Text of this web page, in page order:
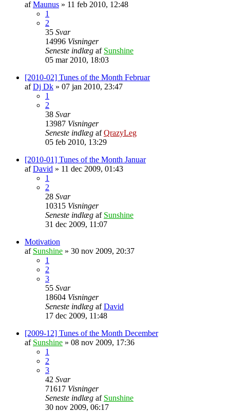
afMaunus » 11 feb 2010, 12:48
1
2
35 Svar
14996 Visninger
Seneste indlæg af Sunshine
05 mar 2010, 18:03
[2010-02] Tunes of the Month Februar
afDj Dk » 07 jan 2010, 23:47
1
2
38 Svar
13987 Visninger
Seneste indlæg afQrazyLeg
05 feb 2010, 13:29
[2010-01] Tunes of the Month Januar
afDavid » 11 dec 2009, 01:43
1
2
28 Svar
10315 Visninger
Seneste indlæg af Sunshine
31 dec 2009, 11:07
Motivation
af Sunshine » 30 nov 2009, 20:37
1
2
3
55 Svar
18604 Visninger
Seneste indlæg afDavid
17 dec 2009, 11:48
[2009-12] Tunes of the Month December
af Sunshine » 08 nov 2009, 17:36
1
2
3
42 Svar
71617 Visninger
Seneste indlæg af Sunshine
30 nov 2009, 06:17